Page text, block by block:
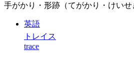
手がかり・形跡（てがかり・けいせ
英語
トレイス
trace